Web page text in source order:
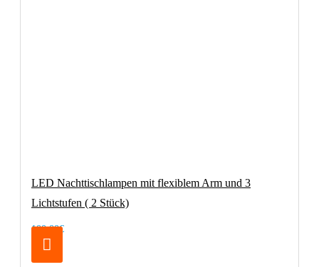
LED Nachttischlampen mit flexiblem Arm und 3
Lichtstufen ( 2 Stück)
100,00€